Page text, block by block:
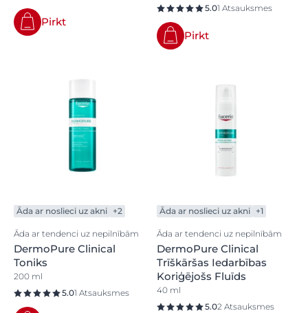
Pirkt
5.01 Atsauksmes
Pirkt
Āda ar noslieci uz akni +2
Āda ar tendenci uz nepilnībām
DermoPure Clinical
Toniks
200 ml
5.01 Atsauksmes
Āda ar noslieci uz akni +1
Āda ar tendenci uz nepilnībām
DermoPure Clinical
Trīškāršas Iedarbības
Koriģējošs Fluīds
40 ml
5.02 Atsauksmes